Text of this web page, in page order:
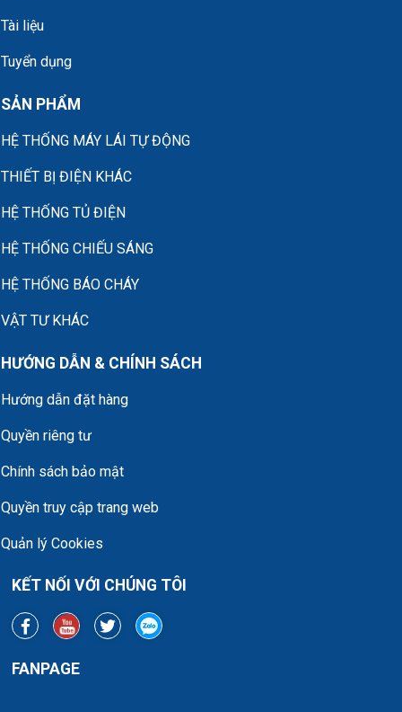
Tài liệu
Tuyển dụng
SẢN PHẨM
HỆ THỐNG MÁY LÁI TỰ ĐỘNG
THIẾT BỊ ĐIỆN KHÁC
HỆ THỐNG TỦ ĐIỆN
HỆ THỐNG CHIẾU SÁNG
HỆ THỐNG BÁO CHÁY
VẬT TƯ KHÁC
HƯỚNG DẪN & CHÍNH SÁCH
Hướng dẫn đặt hàng
Quyền riêng tư
Chính sách bảo mật
Quyền truy cập trang web
Quản lý Cookies
KẾT NỐI VỚI CHÚNG TÔI
FANPAGE